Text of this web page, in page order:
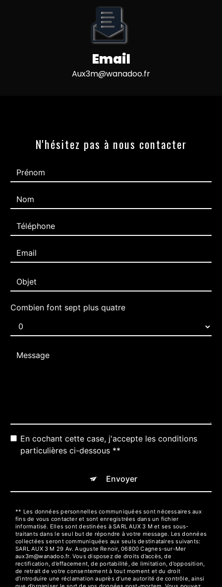
Email
aux3m@wanadoo.fr
N'hésitez pas à nous contacter
Combien font sept plus quatre
En cochant cette case, j'accepte les conditions
particulières ci-dessous **
Envoyer
** Les données personnelles communiquées sont nécessaires aux
fins de vous contacter et sont enregistrées dans un fichier
informatisé. Elles sont destinées à SARL AUX 3 M et ses sous-
traitants dans le seul but de répondre à votre message. Les données
collectées seront communiquées aux seuls destinataires suivants:
SARL AUX 3 M 29 Av. Auguste Renoir, 06800 Cagnes-sur-Mer
aux3m@wanadoo.fr. Vous disposez de droits d’accès, de
rectification, d’effacement, de portabilité, de limitation, d’opposition,
de retrait de votre consentement à tout moment et du droit
d’introduire une réclamation auprès d’une autorité de contrôle, ainsi